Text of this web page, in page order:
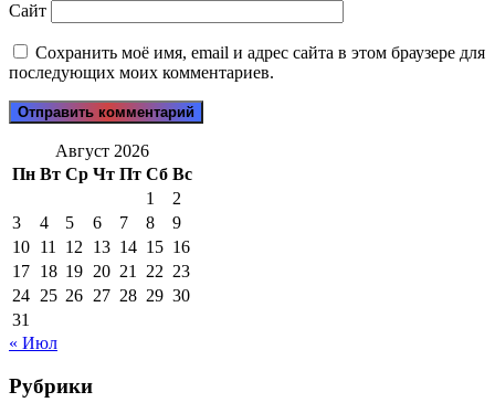
Сайт
Сохранить моё имя, email и адрес сайта в этом браузере для
последующих моих комментариев.
Август 2026
Пн Вт Ср Чт Пт Сб Вс
1
2
3
4 5 6 7 8
9
10 11 12 13 14 15 16
17 18 19 20 21 22 23
24 25 26 27 28 29 30
31
« Июл
Рубрики